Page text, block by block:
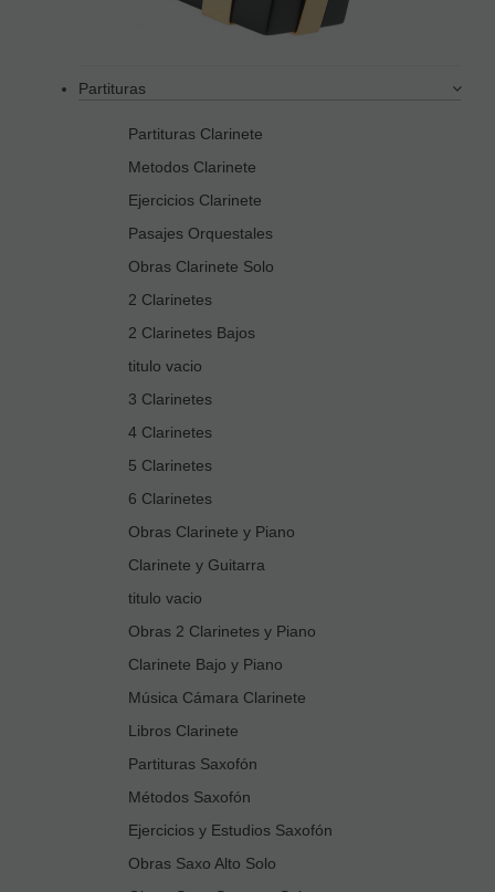
Partituras
Partituras Clarinete
Metodos Clarinete
Ejercicios Clarinete
Pasajes Orquestales
Obras Clarinete Solo
2 Clarinetes
2 Clarinetes Bajos
titulo vacio
3 Clarinetes
4 Clarinetes
5 Clarinetes
6 Clarinetes
Obras Clarinete y Piano
Clarinete y Guitarra
titulo vacio
Obras 2 Clarinetes y Piano
Clarinete Bajo y Piano
Música Cámara Clarinete
Libros Clarinete
Partituras Saxofón
Métodos Saxofón
Ejercicios y Estudios Saxofón
Obras Saxo Alto Solo